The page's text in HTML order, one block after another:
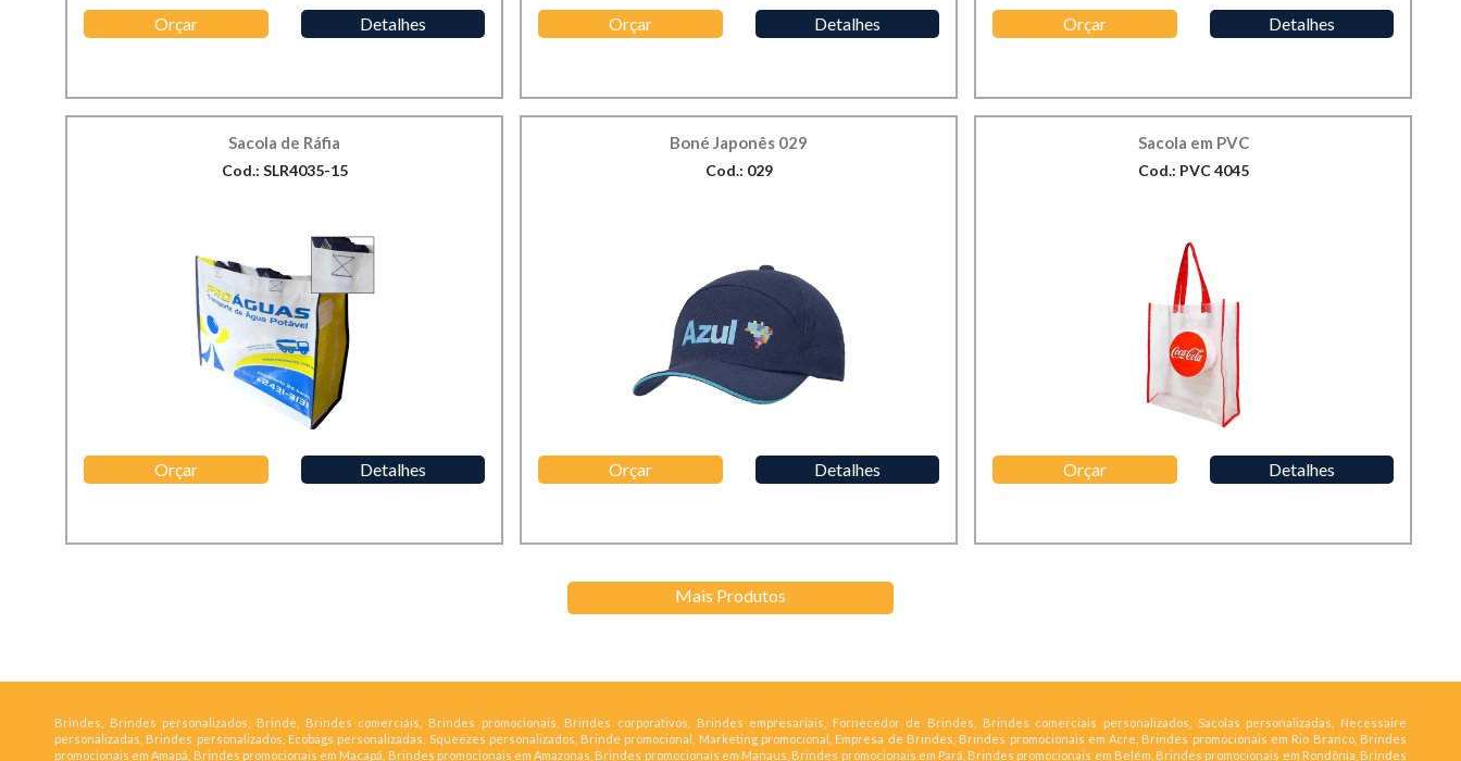
Orçar Detalhes Orçar Detalhes Orçar Detalhes
Sacola de Ráfia
Cod.: SLR4035-15
Orçar Detalhes
Boné Japonês 029
Cod.: 029
Orçar Detalhes
Sacola em PVC
Cod.: PVC 4045
Orçar Detalhes
Mais Produtos
Brindes, Brindes personalizados, Brinde, Brindes comerciais, Brindes promocionais, Brindes corporativos, Brindes empresariais, Fornecedor de Brindes, Brindes comerciais personalizados, Sacolas personalizadas, Necessaire
personalizadas, Brindes personalizados, Ecobags personalizadas, Squeezes personalizados, Brinde promocional, Marketing promocional, Empresa de Brindes, Brindes promocionais em Acre, Brindes promocionais em Rio Branco, Brindes
promocionais em Amapá, Brindes promocionais em Macapá, Brindes promocionais em Amazonas, Brindes promocionais em Manaus, Brindes promocionais em Pará, Brindes promocionais em Belém, Brindes promocionais em Rondônia, Brindes